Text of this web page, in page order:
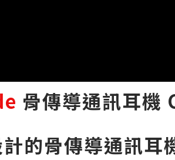
骨傳導通訊耳機
的骨傳導通訊耳